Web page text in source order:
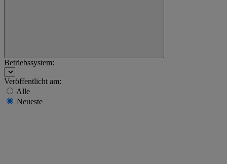
Betriebssystem:
Veröffentlicht am:
Alle
Neueste